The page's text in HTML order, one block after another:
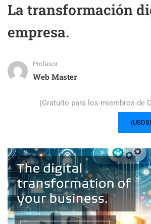
La transformación
empresa.
Profesor
Web Master
(Gratuito para los miembros de